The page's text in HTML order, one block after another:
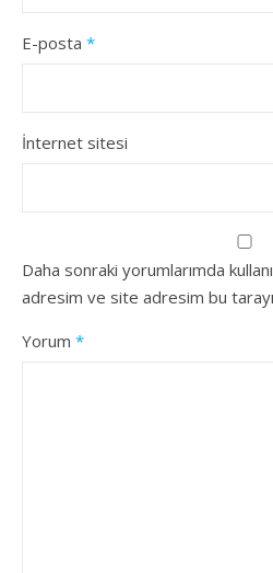
E-posta *
İnternet sitesi
Daha sonraki yorumlarımda
adresim ve site adresim bu
Yorum *